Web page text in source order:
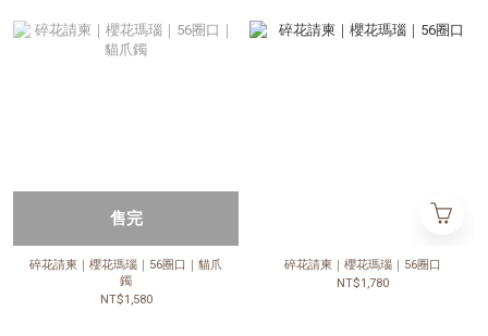
售完
碎花請柬｜櫻花瑪瑙｜56圈口｜貓爪
鐲
NT$1,580
碎花請柬｜櫻花瑪瑙｜56圈口
NT$1,780